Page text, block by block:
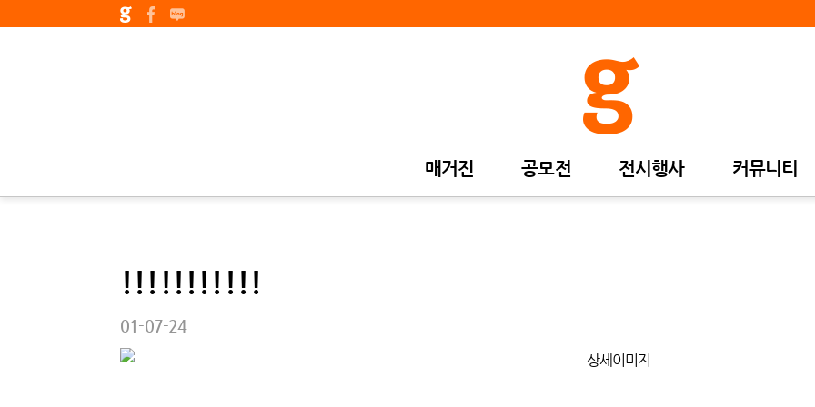
매거진 공모전 전시행사 커뮤니티
!!!!!!!!!!!
01-07-24